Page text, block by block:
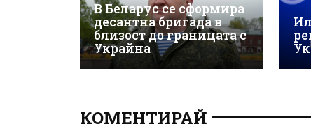
В Беларус се сформира
десантна бригада в
близост до границата с
Украйна
КОМЕНТИРАЙ